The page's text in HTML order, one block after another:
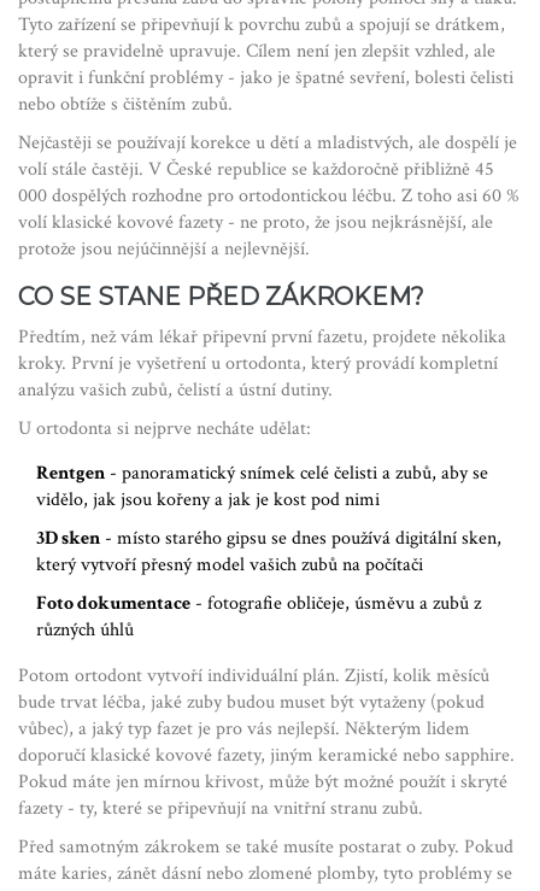
Tyto zařízení se připevňují k povrchu zubů a spojují se drátkem,
který se pravidelně upravuje. Cílem není jen zlepšit vzhled, ale
opravit i funkční problémy - jako je špatné sevření, bolesti čelisti
nebo obtíže s čištěním zubů.
Nejčastěji se používají korekce u dětí a mladistvých, ale dospělí je
volí stále častěji. V České republice se každoročně přibližně 45
000 dospělých rozhodne pro ortodontickou léčbu. Z toho asi 60 %
volí klasické kovové fazety - ne proto, že jsou nejkrásnější, ale
protože jsou nejúčinnější a nejlevnější.
CO SE STANE PŘED ZÁKROKEM?
Předtím, než vám lékař připevní první fazetu, projdete několika
kroky. První je vyšetření uortodonta, kterýprovádí kompletní
analýzu vašich zubů, čelistí a ústní dutiny.
U ortodonta si nejprve necháte udělat:
Rentgen - panoramatický snímek celé čelisti a zubů, aby se
vidělo, jak jsou kořeny a jak je kost pod nimi
3D sken - místo starého gipsu se dnes používá digitální sken,
který vytvoří přesný model vašich zubů na počítači
Foto dokumentace - fotografie obličeje, úsměvu a zubů z
různých úhlů
Potom ortodont vytvoří individuální plán. Zjistí, kolik měsíců
bude trvat léčba, jaké zuby budou muset být vytaženy (pokud
vůbec), a jaký typ fazet je pro vás nejlepší. Některým lidem
doporučí klasické kovové fazety, jiným keramické nebo sapphire.
Pokud máte jen mírnou křivost, může být možné použít i skryté
fazety - ty, které se připevňují na vnitřní stranu zubů.
Před samotným zákrokem se také musíte postarat o zuby. Pokud
máte karies, zánět dásní nebo zlomené plomby, tyto problémy se